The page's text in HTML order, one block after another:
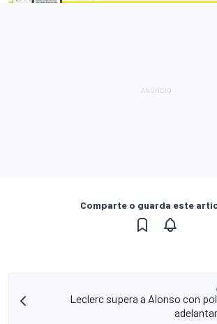
Comparte o guarda este
Leclerc supera a Alonso con